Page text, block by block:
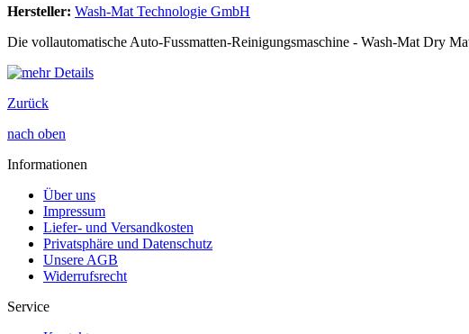
Hersteller: Wash-Mat Technologie GmbH
Die vollautomatische Auto-Fussmatten-Reinigungsmaschine - Wash-Mat Dry
Zurück
nach oben
Informationen
Über uns
Impressum
Liefer- und Versandkosten
Privatsphäre und Datenschutz
Unsere AGB
Widerrufsrecht
Service